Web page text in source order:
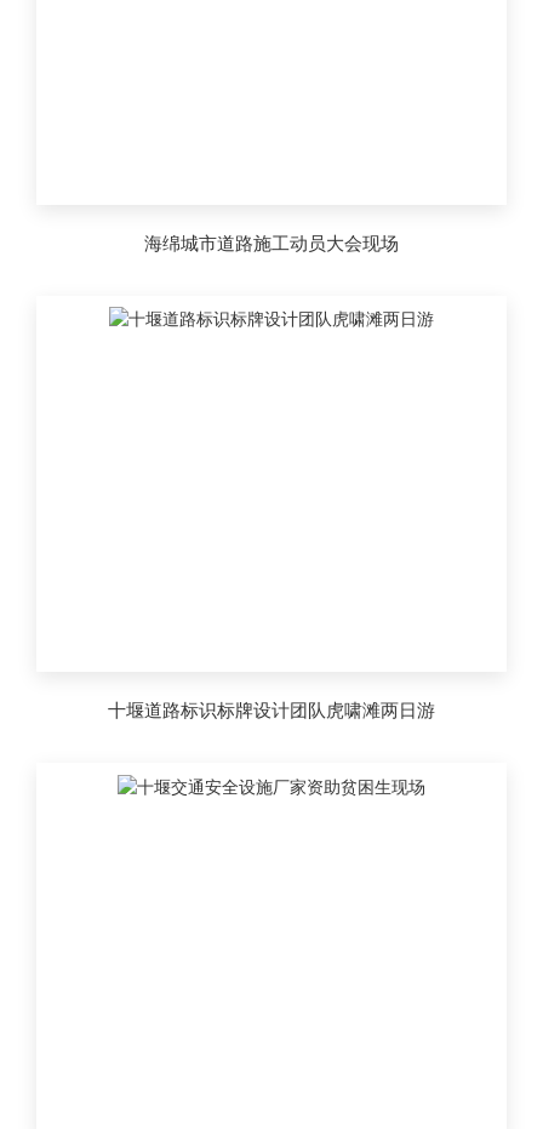
海绵城市道路施工动员大会现场
十堰道路标识标牌设计团队虎啸滩两日游